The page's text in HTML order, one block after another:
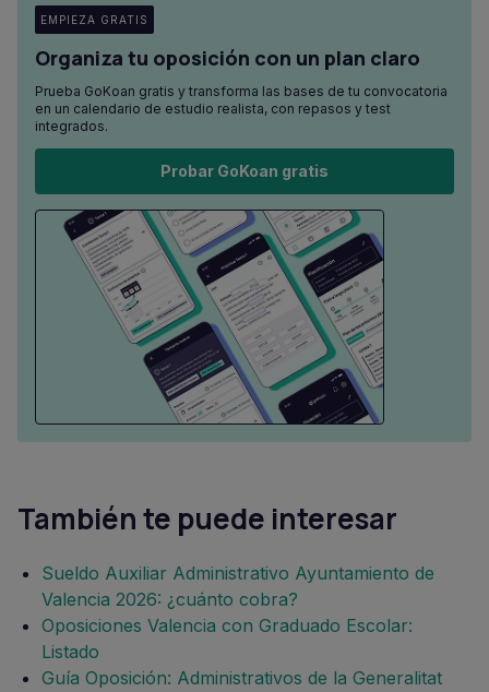
EMPIEZA GRATIS
Organiza tu oposición con un plan claro
Prueba GoKoan gratis y transforma las bases de tu convocatoria
en un calendario de estudio realista, con repasos y test
integrados.
Probar GoKoan gratis
También te puede interesar
Sueldo Auxiliar Administrativo Ayuntamiento de
Valencia 2026: ¿cuánto cobra?
Oposiciones Valencia con Graduado Escolar:
Listado
Guía Oposición: Administrativos de la Generalitat